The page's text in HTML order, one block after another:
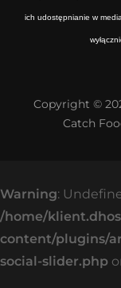
ich udostępnianie w
Copyright ©
Catch
Warning:
/home/
content/plugins/
social-slider.php